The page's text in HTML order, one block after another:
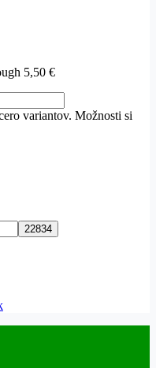
5,50 €
variantov. Možnosti si